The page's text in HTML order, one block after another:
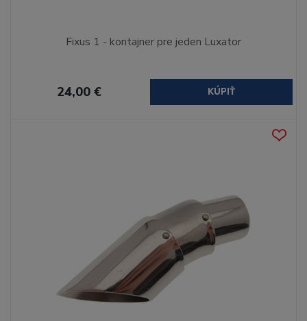
Fixus 1 - kontajner pre jeden Luxator
24,00 € KÚPIŤ